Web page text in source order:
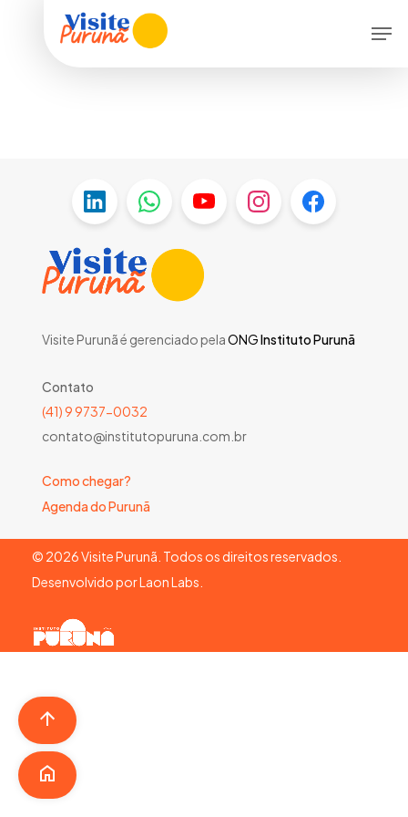
Visite Purunã é gerenciado pelaONGInstituto Purunã
Contato
(41) 9 9737-0032
contato@institutopuruna.com.br
Como chegar?
Agenda do Purunã
© 2026Visite Purunã. Todos os direitos reservados.
Desenvolvido porLaon Labs